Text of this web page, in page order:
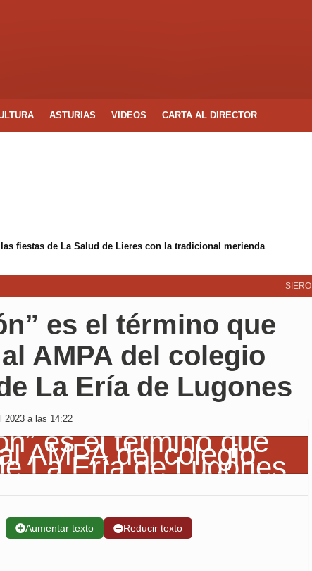
ASTURIAS VIDEOS CARTA AL DIRECTOR
fiestas de La Salud de Lieres con la tradicional merienda
SIERO
es el término que
AMPA del colegio
La Ería de Lugones
2023 a las 14:22
➕Aumentar texto ➖Reducir texto